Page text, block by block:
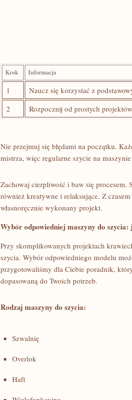
Krok Informacja
1
Naucz się korzystać z
2
Rozpocznij ⁢od prostych
Nie przejmuj się błędami na początku.⁣
mistrza, więc ​regularne ⁤szycie na
Zachowaj cierpliwość i ⁢baw się procesem.
również⁤ kreatywne i relaksujące. Z
własnoręcznie wykonany projekt.
Wybór odpowiedniej maszyny do⁢
Przy skomplikowanych‌ projektach
szycia. Wybór odpowiedniego ⁤modelu
przygotowaliśmy dla Ciebie‌ poradnik,
dopasowaną do Twoich potrzeb.
Rodzaj maszyny do‌ szycia:
Szwalnię
Overlok
Haft